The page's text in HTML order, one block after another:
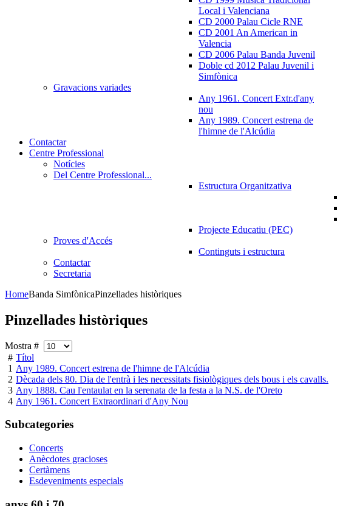
Local i Valenciana
CD 2000 Palau Cicle RNE
CD 2001 An American in
Valencia
CD 2006 Palau Banda Juvenil
Doble cd 2012 Palau Juvenil i
Simfònica
Gravacions variades
Any 1961. Concert Extr.d'any
nou
Any 1989. Concert estrena de
l'himne de l'Alcúdia
Contactar
Centre Professional
Notícies
Del Centre Professional...
Estructura Organitzativa
Projecte Educatiu (PEC)
Proves d'Accés
Continguts i estructura
Contactar
Secretaria
HomeBanda SimfònicaPinzellades històriques
Pinzellades històriques
Mostra #
# Títol
1 Any 1989. Concert estrena de l'himne de l'Alcúdia
2 Dècada dels 80. Dia de l'entrà i les necessitats fisiològiques dels bous i els cavalls.
3 Any 1888. Cau l'entaulat en la serenata de la festa a la N.S. de l'Oreto
4 Any 1961. Concert Extraordinari d'Any Nou
Subcategories
Concerts
Anècdotes gracioses
Certàmens
Esdeveniments especials